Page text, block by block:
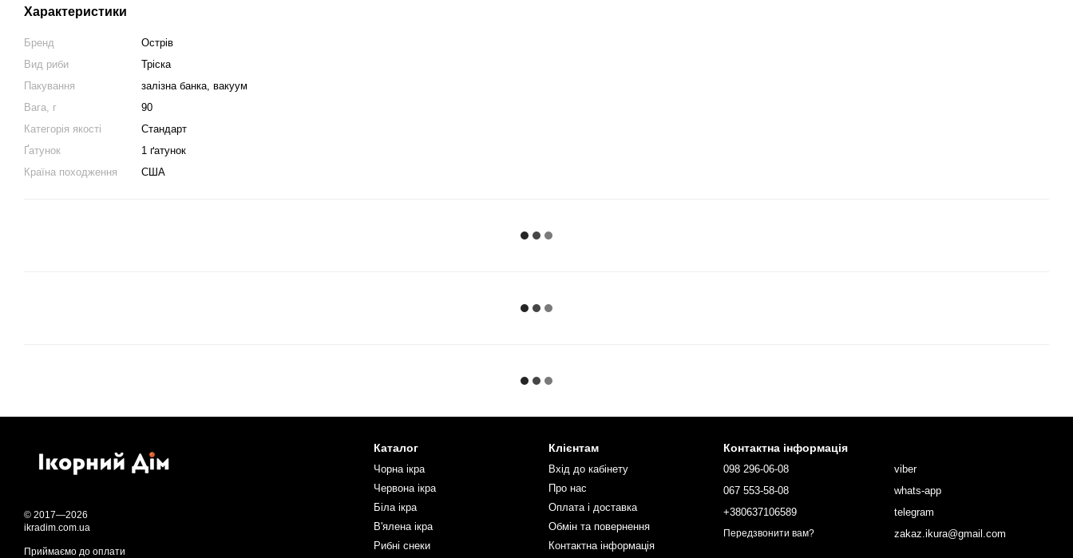
Характеристики
Бренд
Острів
Вид риби
Тріска
Пакування
залізна банка, вакуум
Вага, г
90
Категорія якості
Стандарт
Ґатунок
1 ґатунок
Країна походження
США
© 2017—2026
ikradim.com.ua
Приймаємо до оплати
Каталог
Чорна ікра
Червона ікра
Біла ікра
В'ялена ікра
Рибні снеки
Клієнтам
Вхід до кабінету
Про нас
Оплата і доставка
Обмін та повернення
Контактна інформація
Контактна інформація
098 296-06-08
067 553-58-08
+380637106589
Передзвонити вам?
viber
whats-app
telegram
zakaz.ikura@gmail.com